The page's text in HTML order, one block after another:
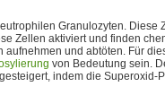
Granulozyten. Diese
Zellen aktiviert und finden
aufnehmen und abtöten. Für
von Bedeutung sein.
indem die Superoxid-